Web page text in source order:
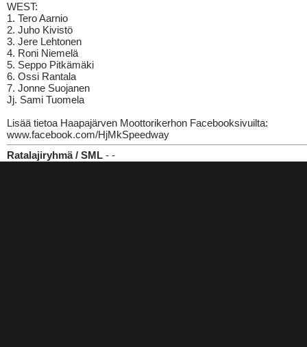
WEST:
1. Tero Aarnio
2. Juho Kivistö
3. Jere Lehtonen
4. Roni Niemelä
5. Seppo Pitkämäki
6. Ossi Rantala
7. Jonne Suojanen
Jj. Sami Tuomela
Lisää tietoa Haapajärven Moottorikerhon Facebooksivuilta:
www.facebook.com/HjMkSpeedway
Ratalajiryhmä / SML - -